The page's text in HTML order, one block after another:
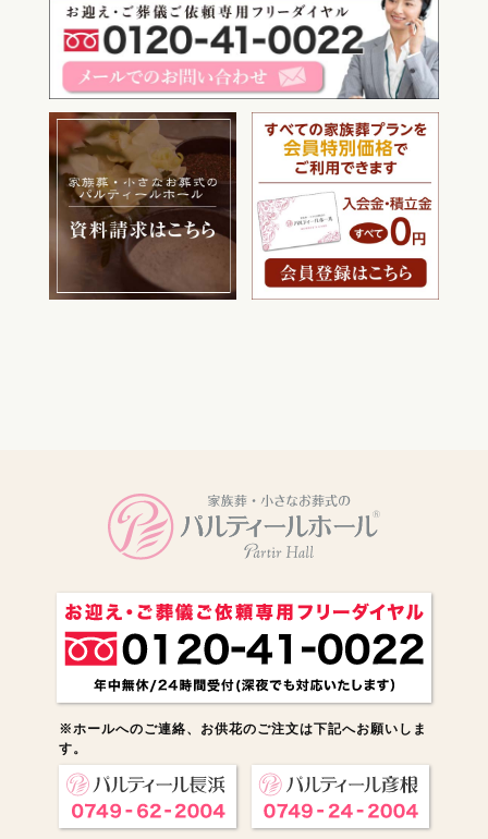
※ホールへのご連絡、お供花のご注文は下記へお願いしま
す。